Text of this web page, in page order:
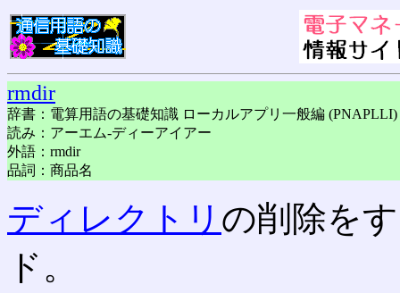
rmdir
辞書：電算用語の基礎知識 ローカルアプリ一般編 (PNAPLLI)
読み：アーエム-ディーアイアー
外語：rmdir
品詞：商品名
ディレクトリ の削除を
ド。